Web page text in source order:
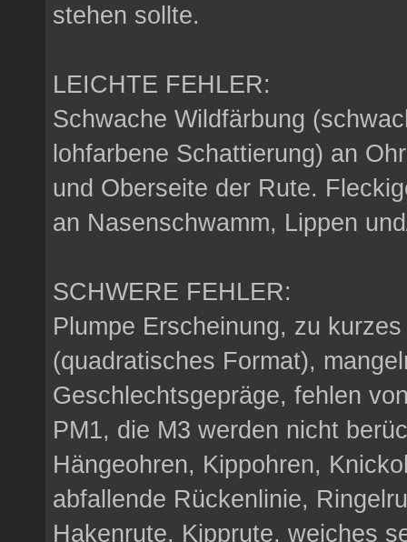
stehen sollte.
LEICHTE FEHLER:
Schwache Wildfärbung
lohfarbene Schattierung) an
und Oberseite der Rute.
an Nasenschwamm, Lippen
SCHWERE FEHLER:
Plumpe Erscheinung, zu
(quadratisches Format),
Geschlechtsgepräge, fehlen
PM1, die M3 werden nicht
Hängeohren, Kippohren,
abfallende Rückenlinie,
Hakenrute, Kipprute, weiches